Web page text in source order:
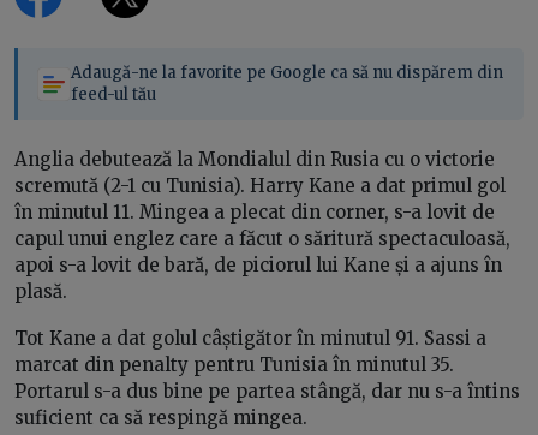
Adaugă-ne la favorite pe Google ca să nu dispărem din
feed-ul tău
Anglia debutează la Mondialul din Rusia cu o victorie
scremută (2-1 cu Tunisia). Harry Kane a dat primul gol
în minutul 11. Mingea a plecat din corner, s-a lovit de
capul unui englez care a făcut o săritură spectaculoasă,
apoi s-a lovit de bară, de piciorul lui Kane și a ajuns în
plasă.
Tot Kane a dat golul câștigător în minutul 91. Sassi a
marcat din penalty pentru Tunisia în minutul 35.
Portarul s-a dus bine pe partea stângă, dar nu s-a întins
suficient ca să respingă mingea.